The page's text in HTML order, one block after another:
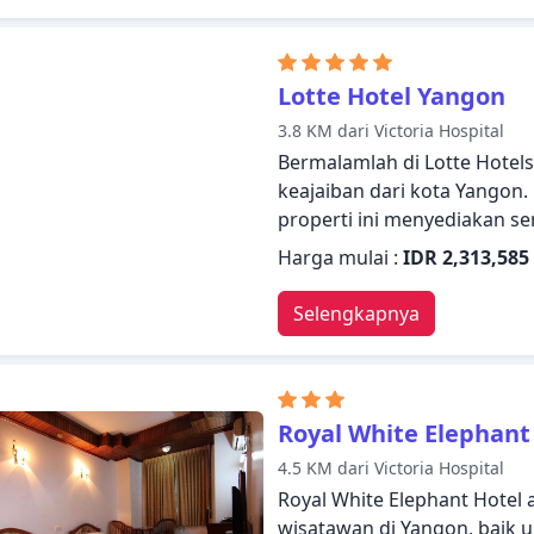
dan nikmatilah pusat
renang dalam ruangan,
membuat Hotel Parami
tempat menginap Anda di
Lotte Hotel Yangon
3.8 KM dari Victoria Hospital
Bermalamlah di Lotte
keajaiban dari kota
properti ini menyediakan
bermalam dengan nyaman.
layanan kebersihan
dalam daftar hal-hal yang
kamar dirancang dan
di rumah dan beberapa
toilet tambahan, telepon di
Akses ke pusat
renang dalam ruangan,
kepuasan menginap Anda.
profesional, Lotte Hotels &
Harga mulai :IDR 2,313,585
Selengkapnya
Royal White
4.5 KM dari Victoria Hospital
Royal White Elephant
wisatawan di Yangon, baik